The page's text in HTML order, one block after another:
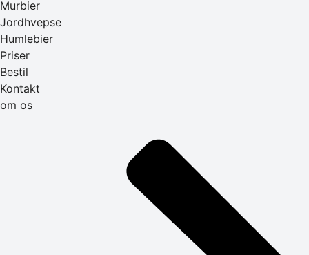
Murbier
Jordhvepse
Humlebier
Priser
Bestil
Kontakt
om os